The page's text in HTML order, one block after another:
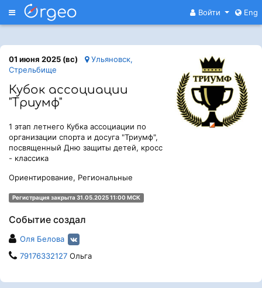
Меню Войти Eng
01 июня 2025 (вс)
Ульяновск,
Стрельбище
Кубок ассоциации
"Триумф"
1 этап летнего Кубка ассоциации по
организации спорта и досуга "Триумф",
посвященный Дню защиты детей, кросс
- классика
Ориентирование, Региональные
Регистрация закрыта 31.05.2025 11:00 МСК
Событие создал
Оля Белова
79176332127 Ольга